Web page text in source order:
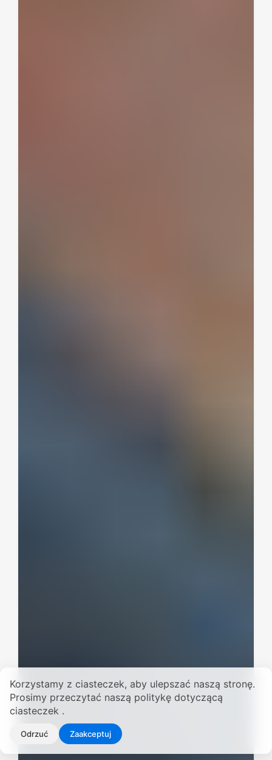
Korzystamy z ciasteczek, aby ulepszać naszą stronę.
Prosimy przeczytać naszą politykę dotyczącą
ciasteczek .
Odrzuć Zaakceptuj